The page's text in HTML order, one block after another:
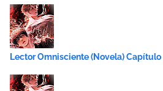
Lector Omnisciente (Novela) Capítulo